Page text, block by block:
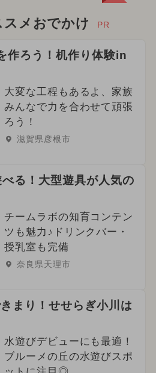
スメおでかけ PR
作ろう！机作り体験in
大変な工程もあるよ、家族
みんなで力を合わせて頑張
ろう！
滋賀県彦根市
る！大型遊具が人気の
チームラボの知育コンテン
ツも魅力♪ドリンクバー・
授乳室も完備
奈良県天理市
まり！せせらぎ小川は
水遊びデビューにも最適！
ブルーメの丘の水遊びスポ